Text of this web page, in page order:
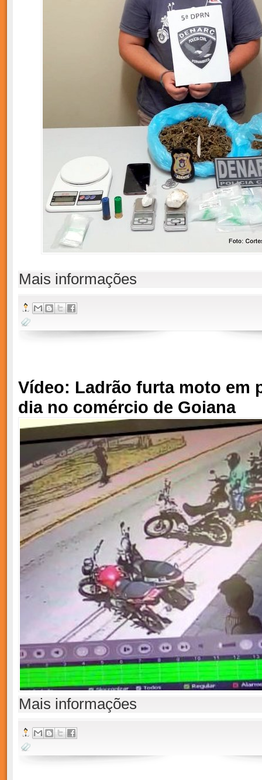
Mais informações
Vídeo: Ladrão furta moto em
dia no comércio de Goiana
Mais informações